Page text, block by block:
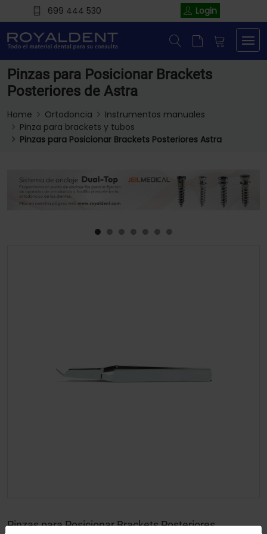
699 444 530 Login
Pinzas para Posicionar Brackets
Posteriores de Astra
Home Ortodoncia
Instrumentos manuales
Pinza para brackets y tubos
Pinzas para Posicionar Brackets Posteriores Astra
Pinzas para Posicionar Brackets Posteriores